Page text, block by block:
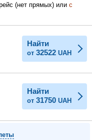
Июль
(нет прямых) или с
Найти
от 32522 UAH
Найти
от 31750 UAH